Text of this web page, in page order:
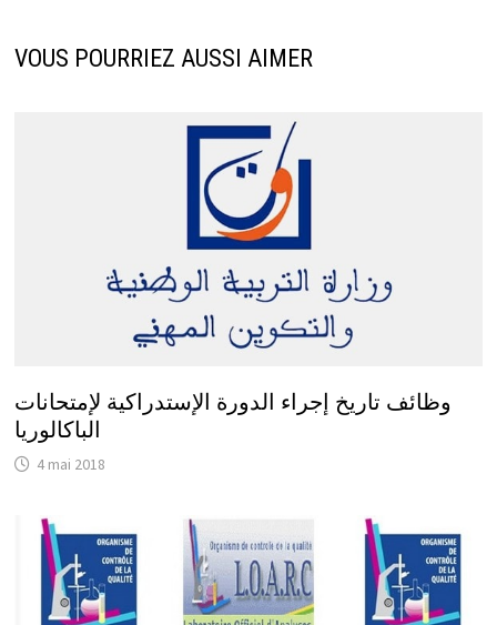
VOUS POURRIEZ AUSSI AIMER
وظائف تاريخ إجراء الدورة الإستدراكية لإمتحانات
الباكالوريا
4 mai 2018